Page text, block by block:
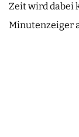
Zeit wird dabei
Minutenzeiger